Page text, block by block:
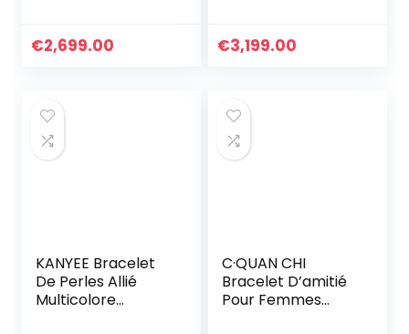
Cristal Bijoux
€2,699.00
Bracelet Bijoux
Personnalisé
Graduation
Cadeaux
€3,199.00
KANYEE Bracelet
De Perles Allié
Multicolore
C·QUAN CHI
Bracelet D’amitié
Pour Femmes